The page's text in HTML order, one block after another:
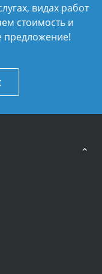
видах работ
стоимость и
предложение!